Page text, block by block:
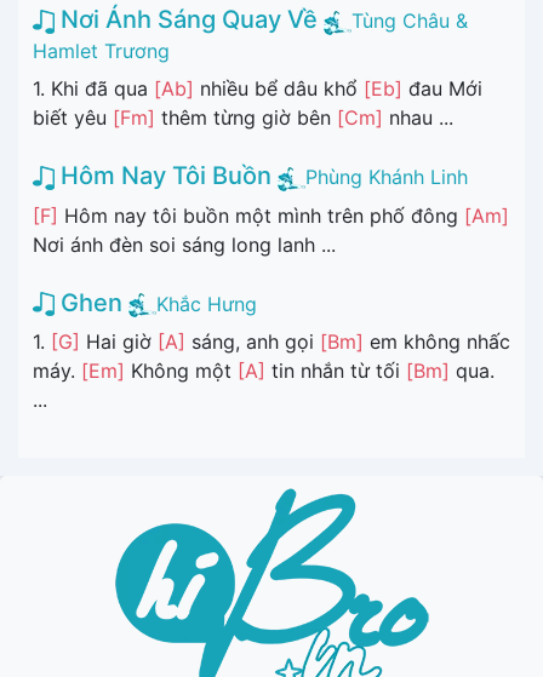
Nơi Ánh Sáng Quay Về
Tùng Châu &
Hamlet Trương
1. Khi đã qua [Ab] nhiều bể dâu khổ [Eb] đau Mới
biết yêu [Fm] thêm từng giờ bên [Cm] nhau ...
Hôm Nay Tôi Buồn
Phùng Khánh Linh
[F] Hôm nay tôi buồn một mình trên phố đông [Am]
Nơi ánh đèn soi sáng long lanh ...
Ghen
Khắc Hưng
1. [G] Hai giờ [A] sáng, anh gọi [Bm] em không nhấc
máy. [Em] Không một [A] tin nhắn từ tối [Bm] qua.
...